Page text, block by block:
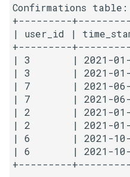
27. 二叉树的镜像
28. 对称的二叉树
29. 顺时针打印矩阵
30. 包含 min 函数的栈
31. 栈的压入、弹出序列
32.1. 从上到下打印二叉树
23. 两个链表的第一个重合节
点
24. 反转链表
25. 链表中的两数相加
26. 重排链表
27. 回文链表
4.3. 特定深度节点链表
4.4. 检查平衡性
4.5. 合法二叉搜索树
4.6. 后继者
4.8. 首个共同祖先
4.9. 二叉搜索树序列
Confirmations table:
+---------
| user_id |
+---------
| 3       | 2021-01-
| 3       | 2021-01-
| 7       | 2021-06-
| 7       | 2021-06-
| 2       | 2021-01-
| 2       | 2021-01-
| 6       | 2021-10-
| 6       | 2021-10-
+---------